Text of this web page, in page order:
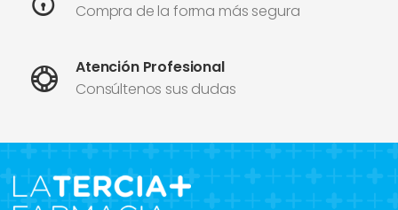
Compra de la forma más segura
Atención Profesional
Consúltenos sus dudas